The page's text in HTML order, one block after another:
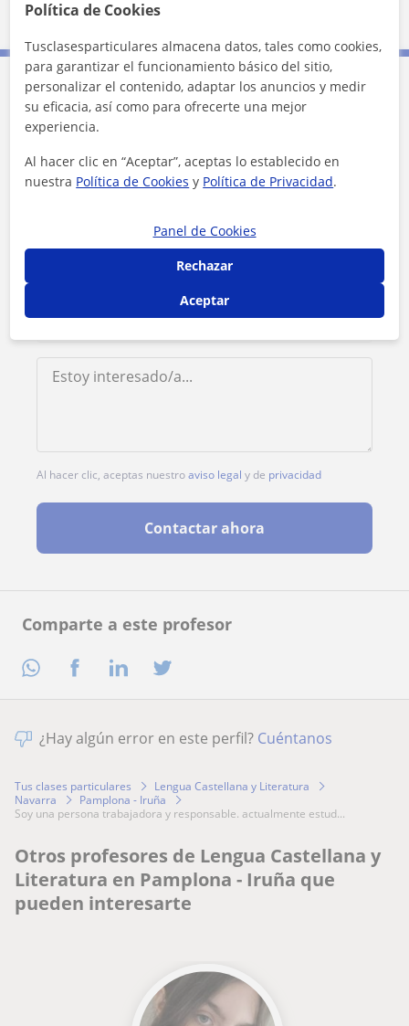
Comparte a este profesor
2 km
1 mi
Contacta con Marta
Tarifa 12€/h
Al hacer clic, aceptas nuestroaviso legal y de privacidad
Contactar ahora
¿Hay algún error en este perfil? Cuéntanos
Tus clases particulares
Lengua Castellana y Literatura
Navarra
Pamplona - Iruña
soy una persona trabajadora y responsable. actualmente estud...
Otros profesores de Lengua Castellana y
Literatura en Pamplona - Iruña que
pueden interesarte
Política de Cookies
Tusclasesparticulares almacena datos, tales como cookies,
para garantizar el funcionamiento básico del sitio,
personalizar el contenido, adaptar los anuncios y medir
su eficacia, así como para ofrecerte una mejor
experiencia.
Al hacer clic en “Aceptar”, aceptas lo establecido en
nuestra Política de Cookies y Política de Privacidad.
Panel de Cookies
Rechazar
Aceptar